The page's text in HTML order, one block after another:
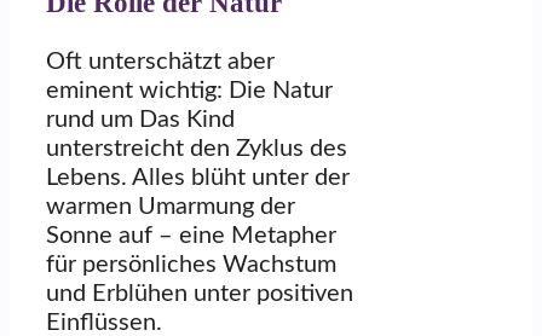
Oft unterschätzt aber
eminent wichtig: Die Natur
rund um Das Kind
unterstreicht den Zyklus des
Lebens. Alles blüht unter der
warmen Umarmung der
Sonne auf – eine Metapher
für persönliches Wachstum
und Erblühen unter positiven
Einflüssen.